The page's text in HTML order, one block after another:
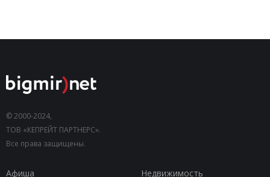
© 2000-2024,
ТОВ «КЕПРЕЙТ ПАРТНЕРС».
Все права защищены.
Афиша
Недвижимость